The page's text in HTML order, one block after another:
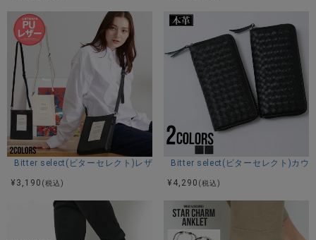
Bitter select(ビターセレクト)レザータッチショルダーバッグ/全2色
¥ 3,190 (税込)
Bitter select(ビターセレクト)カウ
¥ 4,290 (税込)